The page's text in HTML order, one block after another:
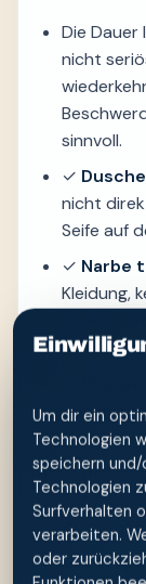
Um dir ein
Technologien
speichern
Technologien
Surfverhalten
verarbeiten.
oder
Die
nicht
sinnvoll.
✓
nicht
Seife auf
✓ Narbe
Kleidung,
Narbe
Kissen
Narbe
✓Heben
Baby in
✓